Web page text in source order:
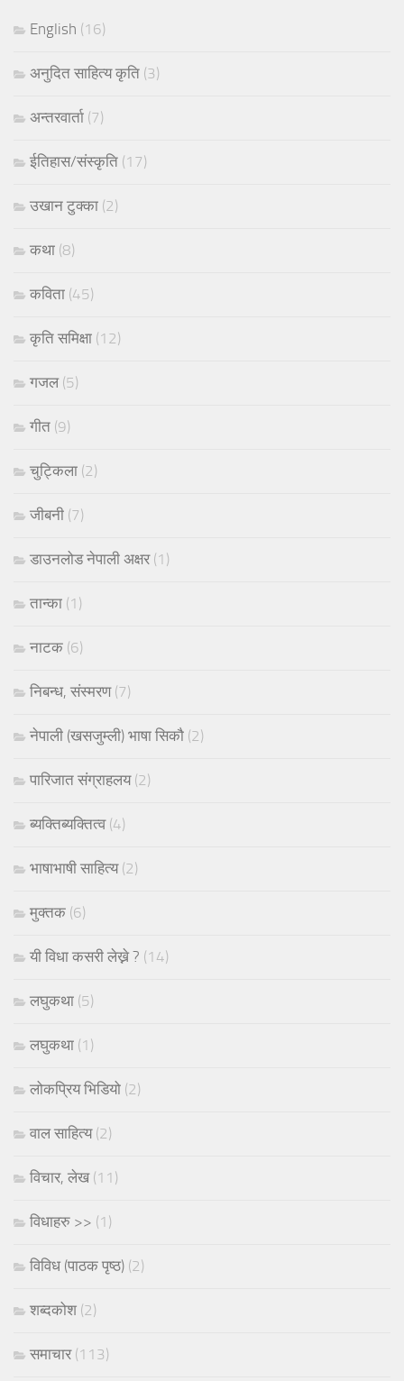
English (16)
अनुदित साहित्य कृति (3)
अन्तरवार्ता (7)
ईतिहास/संस्कृति (17)
उखान टुक्का (2)
कथा (8)
कविता (45)
कृति समिक्षा (12)
गजल(5)
गीत (9)
चुट्किला (2)
जीबनी (7)
डाउनलोड नेपाली अक्षर(1)
तान्का (1)
नाटक (6)
निबन्ध, संस्मरण(7)
नेपाली (खसजुम्ली) भाषा सिकौ (2)
पारिजात संग्राहलय(2)
ब्यक्तिब्यक्तित्व(4)
भाषाभाषी साहित्य(2)
मुक्तक (6)
यी विधा कसरी लेख्ने ? (14)
लघुकथा (5)
लघुकथा (1)
लोकप्रिय भिडियो (2)
वाल साहित्य(2)
विचार, लेख(11)
विधाहरु >> (1)
विविध (पाठक पृष्ठ) (2)
शब्दकोश (2)
समाचार(113)